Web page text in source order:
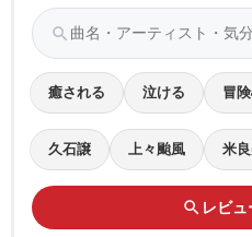
search
癒される 泣ける 冒
久石譲 上々颱風 米
search レビ